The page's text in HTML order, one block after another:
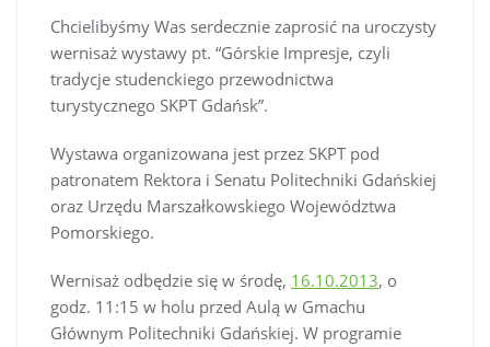
Chcielibyśmy Was serdecznie zaprosić na uroczysty
wernisaż wystawy pt. “Górskie Impresje, czyli
tradycje studenckiego przewodnictwa
turystycznego SKPT Gdańsk”.
Wystawa organizowana jest przez SKPT pod
patronatem Rektora i Senatu Politechniki Gdańskiej
oraz Urzędu Marszałkowskiego Województwa
Pomorskiego.
Wernisaż odbędzie się w środę, 16.10.2013, o
godz. 11:15 w holu przed Aulą w Gmachu
Głównym Politechniki Gdańskiej. W programie